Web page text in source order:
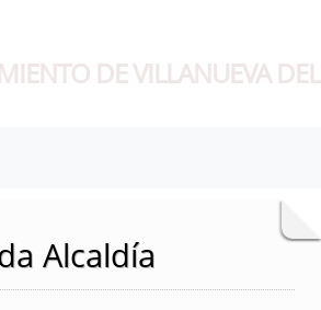
DE VILLANUEVA
Alcaldía